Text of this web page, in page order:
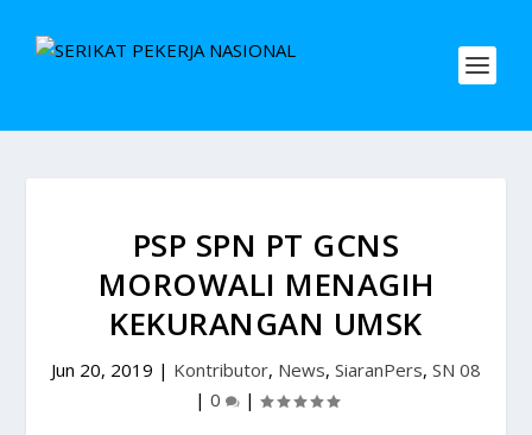
PSP SPN PT GCNS
MOROWALI MENAGIH
KEKURANGAN UMSK
Jun 20, 2019 | Kontributor, News, SiaranPers, SN 08
| 0 |